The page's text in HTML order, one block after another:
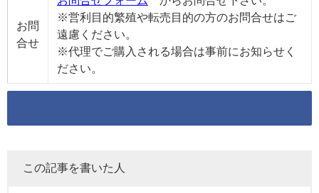
お問
合せ
※営利目的繁殖や転売目的の方のお問合せはご
遠慮ください。
※代理でご購入される場合は事前にお知らせく
ださい。
この記事を書いた人